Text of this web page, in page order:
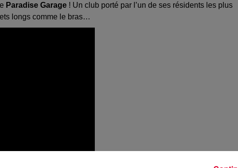
Paradise Garage ! Un club porté par l’un de ses résidents les plus
longs comme le bras…